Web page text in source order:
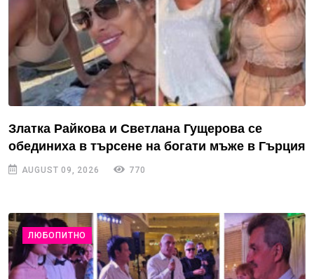
Златка Райкова и Светлана Гущерова се
обединиха в търсене на богати мъже в Гърция
AUGUST 09, 2026 770
ЛЮБОПИТНО